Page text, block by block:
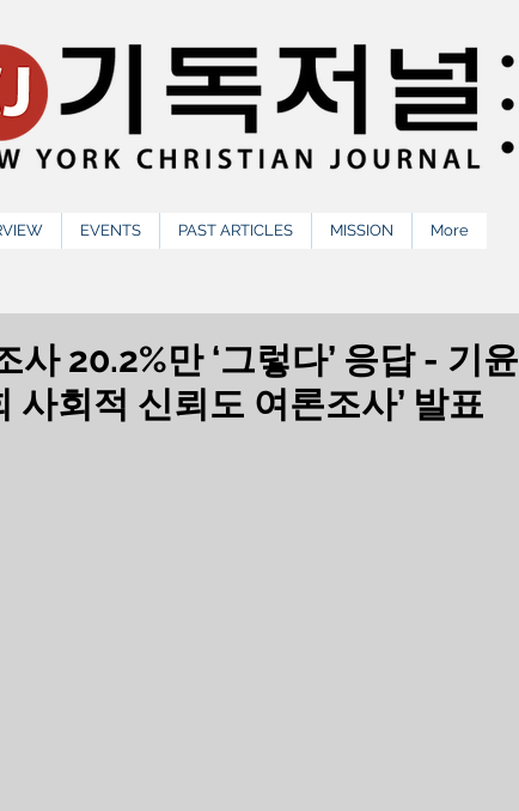
EVENTS PAST ARTICLES MISSION More
20.2%만 ‘그렇다’ 응답 - 기윤
사회적 신뢰도 여론조사’ 발표